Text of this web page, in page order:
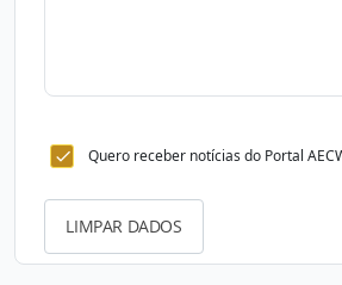
Quero receber notícias do Portal
LIMPAR DADOS